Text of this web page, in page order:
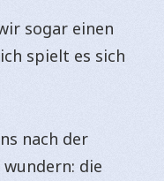
sogar einen
spielt es sich
nach der
die